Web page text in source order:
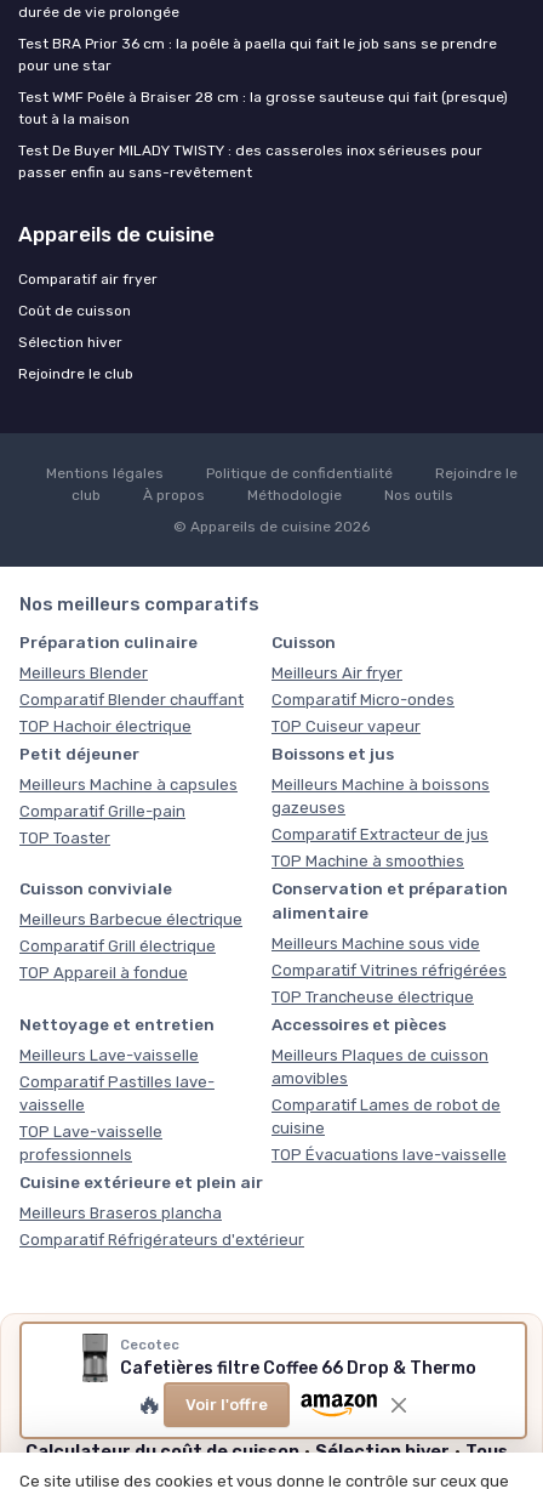
Cecotec
Cafetières filtre Coffee 66 Drop & Thermo
🔥 Voir l'offre
durée de vie prolongée
Test BRA Prior 36 cm : la poêle à paella qui fait le job sans se prendre
pour une star
Test WMF Poêle à Braiser 28 cm : la grosse sauteuse qui fait (presque)
tout à la maison
Test De Buyer MILADY TWISTY : des casseroles inox sérieuses pour
passer enfin au sans-revêtement
Appareils de cuisine
Comparatif air fryer
Coût de cuisson
Sélection hiver
Rejoindre le club
Mentions légales Politique de confidentialité
Rejoindre le
club
À propos Méthodologie
Nos outils
© Appareils de cuisine 2026
Nos meilleurs comparatifs
Préparation culinaire
Meilleurs Blender
Comparatif Blender chauffant
TOP Hachoir électrique
Cuisson
Meilleurs Air fryer
Comparatif Micro-ondes
TOP Cuiseur vapeur
Petit déjeuner
Meilleurs Machine à capsules
Comparatif Grille-pain
TOP Toaster
Boissons et jus
Meilleurs Machine à boissons
gazeuses
Comparatif Extracteur de jus
TOP Machine à smoothies
Cuisson conviviale
Meilleurs Barbecue électrique
Comparatif Grill électrique
TOP Appareil à fondue
Conservation et préparation
alimentaire
Meilleurs Machine sous vide
Comparatif Vitrines réfrigérées
TOP Trancheuse électrique
Nettoyage et entretien
Meilleurs Lave-vaisselle
Comparatif Pastilles lave-
vaisselle
TOP Lave-vaisselle
professionnels
Accessoires et pièces
Meilleurs Plaques de cuisson
amovibles
Comparatif Lames de robot de
cuisine
TOP Évacuations lave-vaisselle
Cuisine extérieure et plein air
Meilleurs Braseros plancha
Comparatif Réfrigérateurs d'extérieur
Nos outils gratuits
Des chiffres plutôt que des impressions, sans inscription,
méthode et sources expliquées.
Calculateur du coût de cuisson·Sélection hiver·Tous
nos outils
Ce site utilise des cookies et vous donne le contrôle sur ceux que